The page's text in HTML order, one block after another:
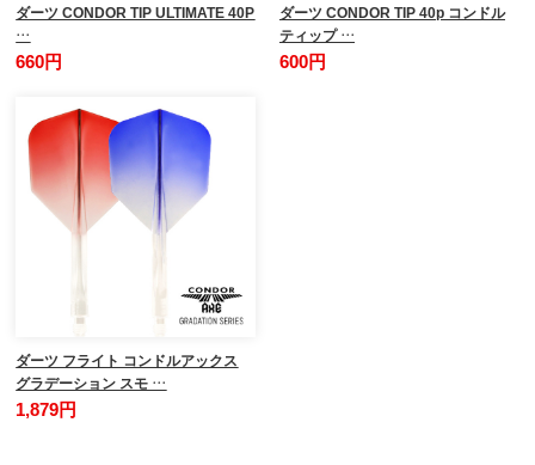
ダーツ CONDOR TIP ULTIMATE 40P
…
660円
ダーツ CONDOR TIP 40p コンドル
ティップ …
600円
ダーツ フライト コンドルアックス
グラデーション スモ …
1,879円